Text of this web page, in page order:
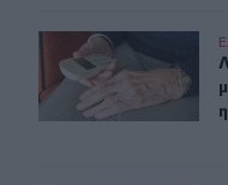
Λαμία: Απατεώνες